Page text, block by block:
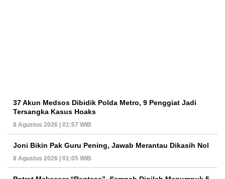
37 Akun Medsos Dibidik Polda Metro, 9 Penggiat Jadi
Tersangka Kasus Hoaks
8 Agustus 2026 | 01:57 WIB
Joni Bikin Pak Guru Pening, Jawab Merantau Dikasih Nol
8 Agustus 2026 | 01:05 WIB